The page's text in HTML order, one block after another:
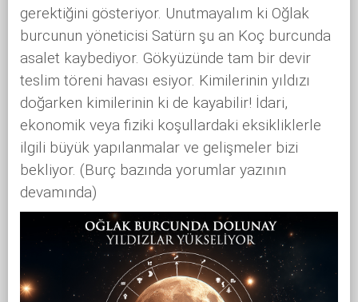
gerektiğini gösteriyor. Unutmayalım ki Oğlak
burcunun yöneticisi Satürn şu an Koç burcunda
asalet kaybediyor. Gökyüzünde tam bir devir
teslim töreni havası esiyor. Kimilerinin yıldızı
doğarken kimilerinin ki de kayabilir! İdari,
ekonomik veya fiziki koşullardaki eksikliklerle
ilgili büyük yapılanmalar ve gelişmeler bizi
bekliyor. (Burç bazında yorumlar yazının
devamında)